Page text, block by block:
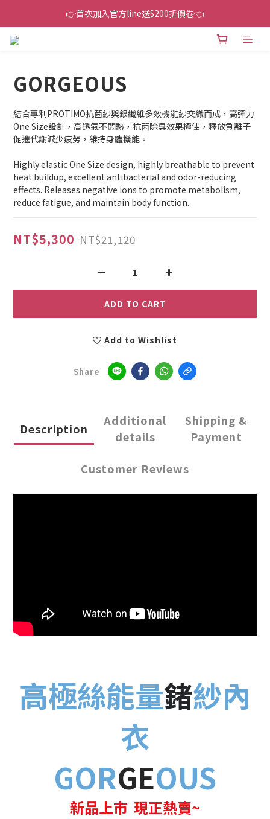
👉首次加入官方line送$200折價卷👈
👉首次加入官方line送$200折價卷👈
GORGEOUS
結合專利PROTIMO抗菌紗與銀纖維多效機能紗交織而成，高彈力
One Size設計，高透氣不悶熱，抗菌除臭效果極佳，釋放負離子
促進代謝減少疲勞，維持身體機能。
Highly elastic One Size design, highly breathable to prevent
heat buildup, excellent antibacterial and odor-reducing
effects. Releases negative ions to promote metabolism,
reduce fatigue, and maintain body function.
NT$5,300 NT$21,120
ADD TO CART
Add to Wishlist
Share
Description
Additional
details
Shipping &
Payment
Customer Reviews
高極絲能量鍺紗內
衣
GORGEOUS
新品上市 現正熱賣~